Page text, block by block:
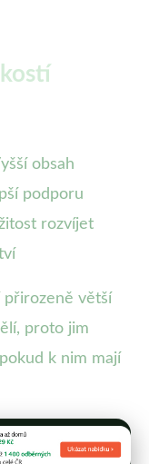
obsah
podporu
rozvíjet
přirozeně větší
proto jim
k nim mají